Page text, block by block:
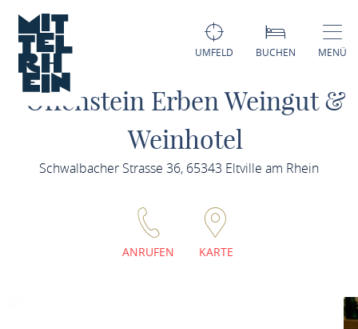
UMFELD BUCHEN MENÜ
Offenstein Erben Weingut &
Weinhotel
Schwalbacher Strasse 36, 65343 Eltville am Rhein
ANRUFEN KARTE